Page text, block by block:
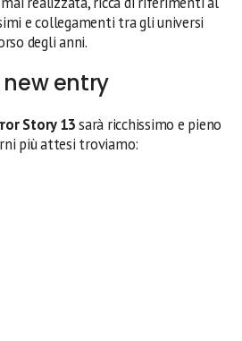
e collegamenti tra gli universi
degli anni.
entry
Story 13sarà ricchissimo e pieno
più attesi troviamo: